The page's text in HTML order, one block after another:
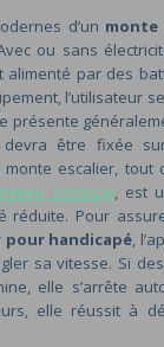
d’un monte
ou sans
alimenté par des
l’utilisateur
présente
être fixée
escalier, tout
continue, est
réduite. Pour
pour handicapé,
sa vitesse. Si
elle s’arrête
elle réussit à